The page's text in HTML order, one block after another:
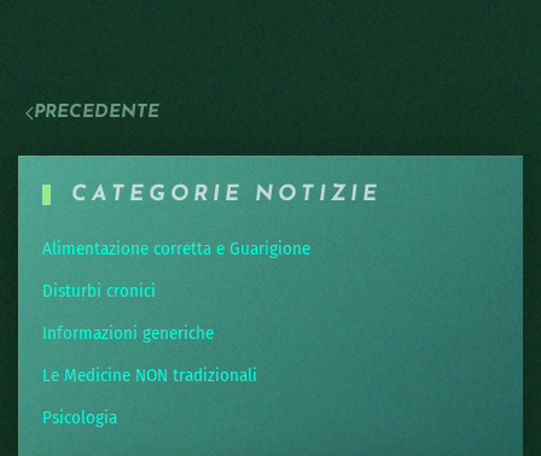
PRECEDENTE
CATEGORIE NOTIZIE
Alimentazione corretta e Guarigione
Disturbi cronici
Informazioni generiche
Le Medicine NON tradizionali
Psicologia